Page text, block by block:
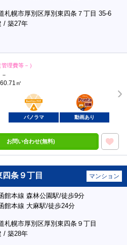
札幌市厚別区厚別東四条７丁目 35-6
/ 築27年
管理費等－）
㎡
BunChinPAY
ポンタ
部屋
パノラマ 動画あり
お問い合わせ(無料)
条９丁目 マンション
館本線 森林公園駅/徒歩9分
館本線 大麻駅/徒歩24分
札幌市厚別区厚別東四条９丁目
/ 築28年